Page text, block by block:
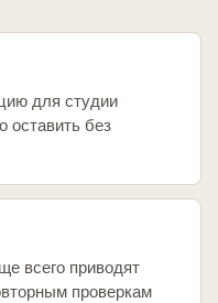
для студии
оставить без
всего приводят
проверкам